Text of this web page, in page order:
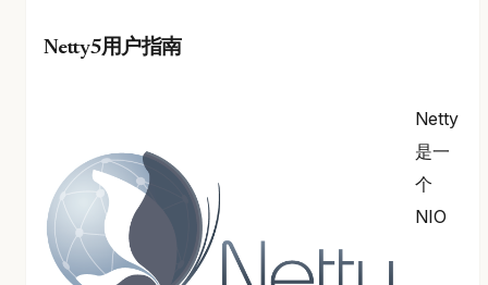
Netty5用户指南
Netty
是一
个
NIO